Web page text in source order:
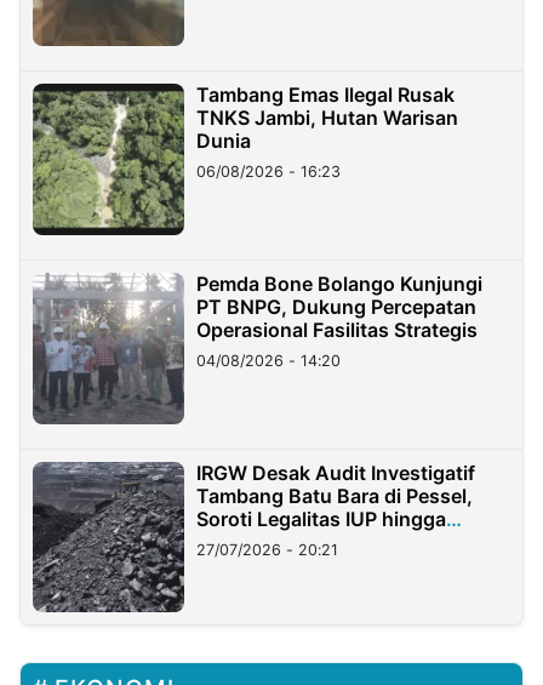
Tambang Emas Ilegal Rusak
TNKS Jambi, Hutan Warisan
Dunia
06/08/2026 - 16:23
Pemda Bone Bolango Kunjungi
PT BNPG, Dukung Percepatan
Operasional Fasilitas Strategis
04/08/2026 - 14:20
IRGW Desak Audit Investigatif
Tambang Batu Bara di Pessel,
Soroti Legalitas IUP hingga
Stockpile
27/07/2026 - 20:21